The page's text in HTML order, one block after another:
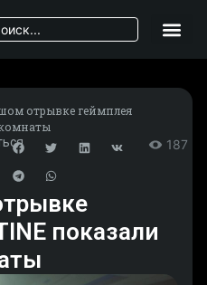
отрывке геймплея
187
показали